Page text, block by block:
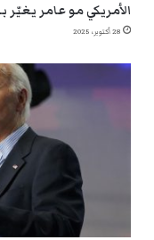
الأمريكي مو عامر يغيّر
28 أكتوبر، 2025